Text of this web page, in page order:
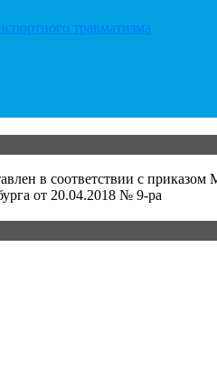
травматизма
в соответствии с
от 20.04.2018 № 9-ра